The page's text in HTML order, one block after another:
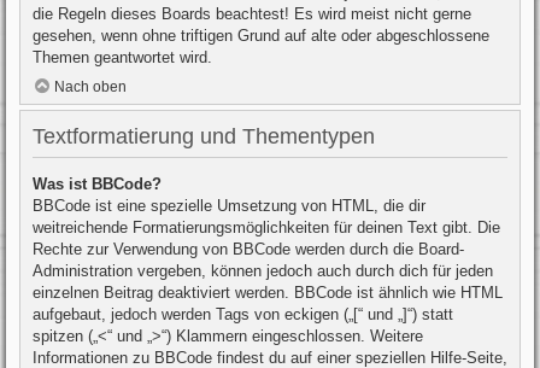
die Regeln dieses Boards beachtest! Es wird meist nicht gerne
gesehen, wenn ohne triftigen Grund auf alte oder abgeschlossene
Themen geantwortet wird.
Nach oben
Textformatierung und Thementypen
Was ist BBCode?
BBCode ist eine spezielle Umsetzung von HTML, die dir
weitreichende Formatierungsmöglichkeiten für deinen Text gibt. Die
Rechte zur Verwendung von BBCode werden durch die Board-
Administration vergeben, können jedoch auch durch dich für jeden
einzelnen Beitrag deaktiviert werden. BBCode ist ähnlich wie HTML
aufgebaut, jedoch werden Tags von eckigen („[“ und „]“) statt
spitzen („<“ und „>“) Klammern eingeschlossen. Weitere
Informationen zu BBCode findest du auf einer speziellen Hilfe-Seite,